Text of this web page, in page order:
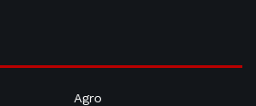
Agro